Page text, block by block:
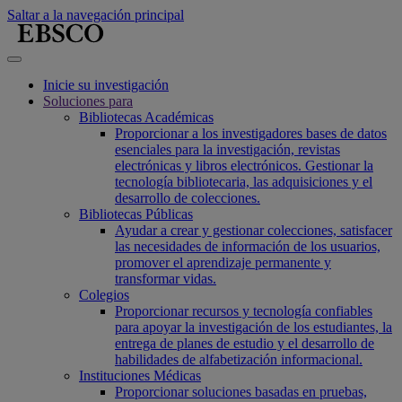
Saltar a la navegación principal
Inicie su investigación
Soluciones para
Bibliotecas Académicas
Proporcionar a los investigadores bases de datos
esenciales para la investigación, revistas
electrónicas y libros electrónicos. Gestionar la
tecnología bibliotecaria, las adquisiciones y el
desarrollo de colecciones.
Bibliotecas Públicas
Ayudar a crear y gestionar colecciones, satisfacer
las necesidades de información de los usuarios,
promover el aprendizaje permanente y
transformar vidas.
Colegios
Proporcionar recursos y tecnología confiables
para apoyar la investigación de los estudiantes, la
entrega de planes de estudio y el desarrollo de
habilidades de alfabetización informacional.
Instituciones Médicas
Proporcionar soluciones basadas en pruebas,